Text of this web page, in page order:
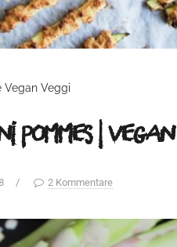
Vegan Veggi
Pommes | vegan
/ 2 Kommentare